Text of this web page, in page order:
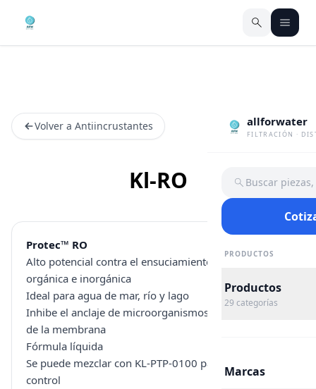
allforwater
FILTRACIÓN ·
Buscar
PRODUCTOS
Productos
29 categorías
Marcas
Volver a Antiincrustantes
Kl-RO
Protec™ RO
Alto potencial contra el ensuciamiento por materia
orgánica e inorgánica
Ideal para agua de mar, río y lago
Inhibe el anclaje de microorganismos en la superficie
de la membrana
Fórmula líquida
Se puede mezclar con KL-PTP-0100 para potenciar el
control